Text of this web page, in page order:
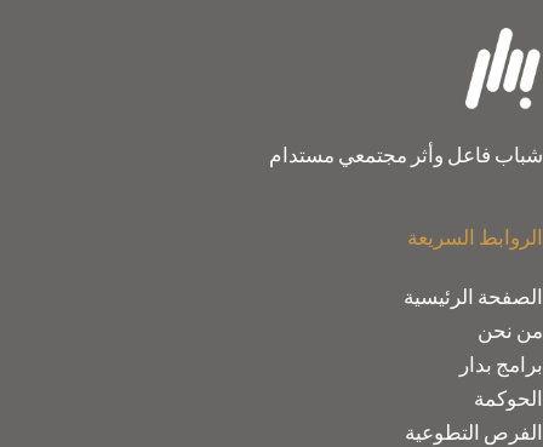
شباب فاعل وأثر مجتمعي مستدام
الروابط السريعة
الصفحة الرئيسية
من نحن
برامج بدار
الحوكمة
الفرص التطوعية